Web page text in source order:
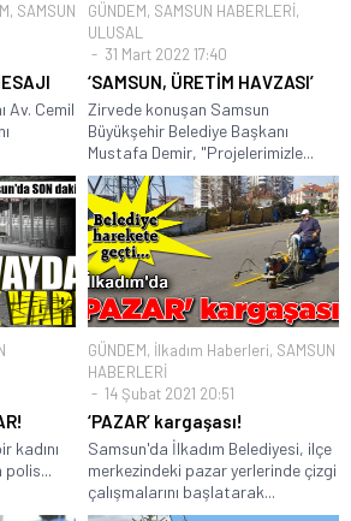
, SAMSUN
Av. Cemil
GÜNDEM, SAMSUN HABERLERİ,
ULUSAL
31 Mart 2022 17:40
‘SAMSUN, ÜRETİM HAVZASI’
Zirvede konuşan Samsun
Büyükşehir Belediye Başkanı
Mustafa Demir, "Projelerimizle...
kadını
polis...
GÜNDEM, İlkadım Haberleri, SAMSUN
HABERLERİ
14 Şubat 2021 20:51
‘PAZAR’ kargaşası!
Samsun'da İlkadım Belediyesi, ilçe
merkezindeki pazar yerlerinde çizgi
çalışmalarını başlatarak...